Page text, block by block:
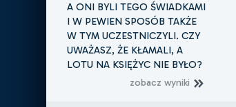
A ONI BYLI TEGO ŚWIADKAMI
I W PEWIEN SPOSÓB TAKŻE
W TYM UCZESTNICZYLI. CZY
UWAŻASZ, ŻE KŁAMALI, A
LOTU NA KSIĘŻYC NIE BYŁO?
zobacz wyniki